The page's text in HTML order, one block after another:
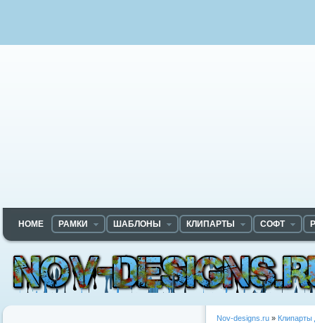
HOME РАМКИ ШАБЛОНЫ КЛИПАРТЫ СОФТ
Nov-designs.ru »